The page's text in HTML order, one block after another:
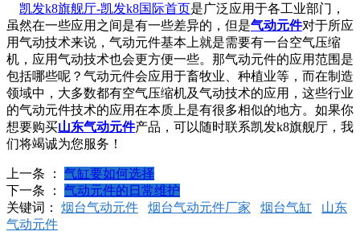
凯发k8旗舰厅-凯发k8国际首页是广泛应用于各工业部门，
虽然在一些应用之间是有一些差异的，但是气动元件对于所应
用气动技术来说，气动元件基本上就是需要有一台空气压缩
机，应用气动技术也会更方便一些。那气动元件的应用范围是
包括哪些呢？气动元件会应用于畜牧业、种植业等，而在制造
领域中，大多数都有空气压缩机及气动技术的应用，这些行业
的气动元件技术的应用在本质上是有很多相似的地方。如果你
想要购买山东气动元件产品，可以随时联系凯发k8旗舰厅，我
们将竭诚为您服务！
上一条 ：
气缸要如何选择
下一条 ：
气动元件的日常维护
关键词： 烟台气动元件 烟台气动元件厂家 烟台气缸
山东
气动元件